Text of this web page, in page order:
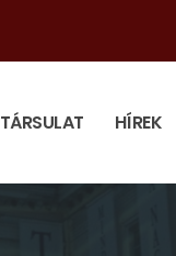
TÁRSULAT HÍREK